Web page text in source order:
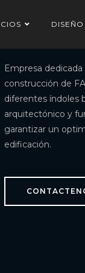
DISEÑO
Empresa
construcción de
diferentes índoles
arquitectónico y
garantizar un
edificación.